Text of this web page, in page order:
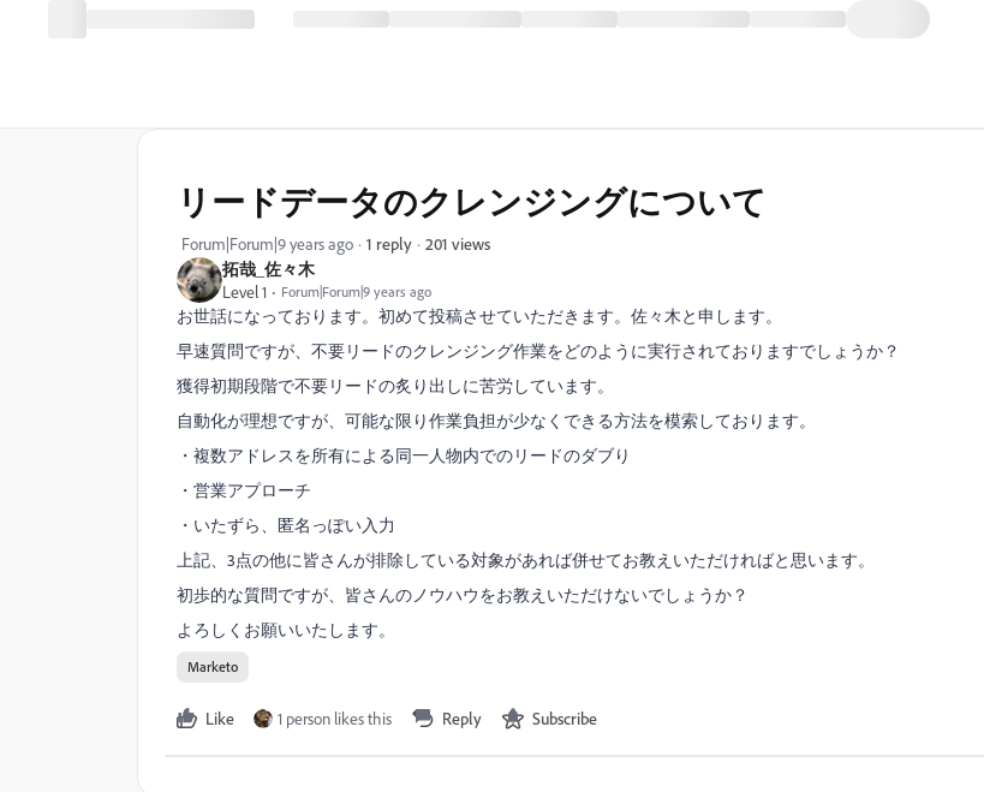
拓哉_佐々木
Level 1
Forum|Forum|9 years ago
リードデータのクレンジングについて
Forum|Forum|9 years ago 1 reply 201 views
お世話になっております。初めて投稿させていただきます。佐々木と申します。
早速質問ですが、不要リードのクレンジング作業をどのように実行されておりますでしょうか？
獲得初期段階で不要リードの炙り出しに苦労しています。
自動化が理想ですが、可能な限り作業負担が少なくできる方法を模索しております。
・複数アドレスを所有による同一人物内でのリードのダブり
・営業アプローチ
・いたずら、匿名っぽい入力
上記、3点の他に皆さんが排除している対象があれば併せてお教えいただければと思います。
初歩的な質問ですが、皆さんのノウハウをお教えいただけないでしょうか？
よろしくお願いいたします。
Marketo
Like 1 person likes this Reply Subscribe